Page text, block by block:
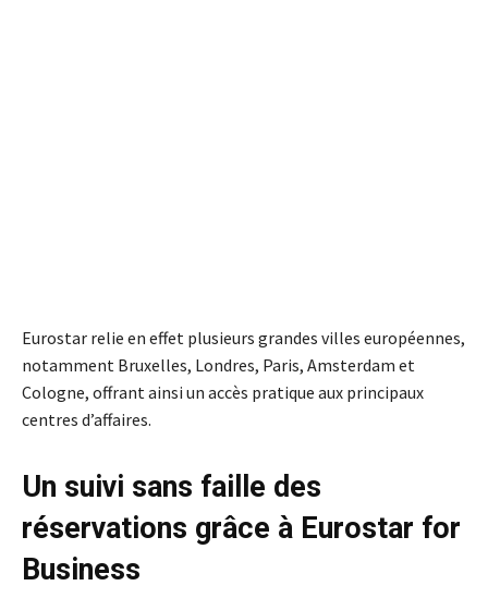
Eurostar relie en effet plusieurs grandes villes européennes,
notamment Bruxelles, Londres, Paris, Amsterdam et
Cologne, offrant ainsi un accès pratique aux principaux
centres d’affaires.
Un suivi sans faille des
réservations grâce à Eurostar for
Business